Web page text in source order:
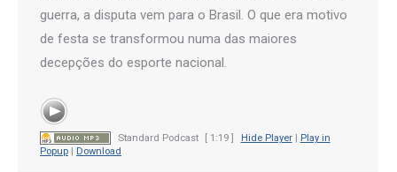
guerra, a disputa vem para o Brasil. O que era motivo
de festa se transformou numa das maiores
decepções do esporte nacional.
Standard Podcast [ 1:19 ] Hide Player| Play in
Popup
Download